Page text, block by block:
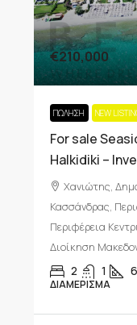
€210,000
ΠΏΛΗΣΗ NEW
For sale
Halkidiki –
Χανιώτης,
Κασσάνδρας,
Περιφέρεια
Διοίκηση
2 1
ΔΙΑΜΈΡΙΣΜΑ